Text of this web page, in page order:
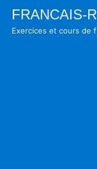
Skip
Exercices et cours de